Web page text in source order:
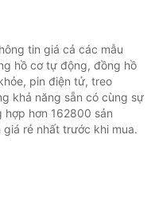
tin giá cả các mẫu
hồ cơ tự động, đồng hồ
pin điện tử, treo
khả năng sẵn có cùng sự
hơn 162800 sản
rẻ nhất trước khi mua.